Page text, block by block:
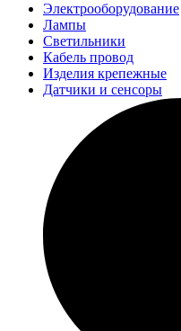
Электрооборудование
Лампы
Светильники
Кабель провод
Изделия крепежные
Датчики и сенсоры